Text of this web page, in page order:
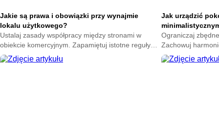
Jakie są prawa i obowiązki przy wynajmie
lokalu użytkowego?
Ustalaj zasady współpracy między stronami w
obiekcie komercyjnym. Zapamiętuj istotne reguły
najmu. Dbaj o własne interesy oraz spokój w firmie
teraz.
Jak urządzić
Ograniczaj
Zachowuj
sypialni.
swoim mieszkaniu.